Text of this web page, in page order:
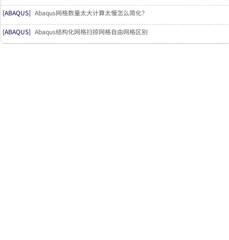
[ABAQUS] Abaqus网格数量太大计算太慢怎么简化？
[ABAQUS] Abaqus结构化网格扫掠网格自由网格区别